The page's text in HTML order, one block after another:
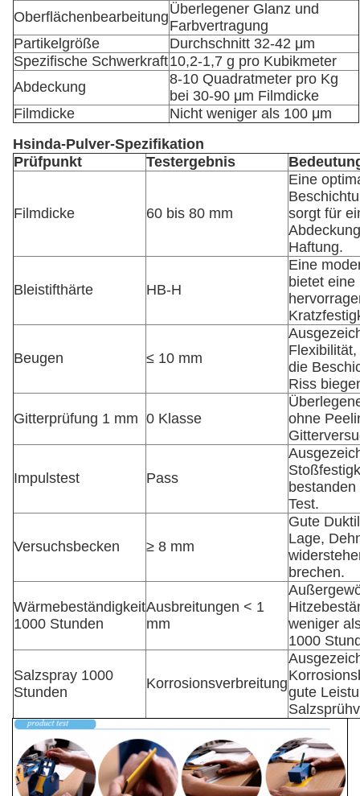
OberflächenbearbeitungÜberlegener Glanz und
Farbvertragung
Partikelgröße
Durchschnitt 32-42 μm
Spezifische Schwerkraft10,2-1,7 g pro Kubikmeter
Abdeckung
8-10 Quadratmeter pro Kg
bei 30-90 μm Filmdicke
Filmdicke
Nicht weniger als 100 μm
Hsinda-Pulver-Spezifikation
Prüfpunkt
Testergebnis
Filmdicke 60 bis 80 mm
Eine
sorgt für
Haftung.
Bleistifthärte HB-H
Eine
bietet eine
Beugen ≤ 10 mm
die
Riss
Gitterprüfung 1 mm 0 Klasse
ohne
Impulstest Pass
Test.
Versuchsbecken ≥ 8 mm
Gute
Lage,
brechen.
Wärmebeständigkeit
1000 Stunden
Ausbreitungen < 1
mm
weniger
1000
Salzspray 1000
Stunden
Korrosionsverbreitung
gute